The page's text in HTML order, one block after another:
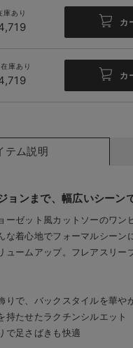
デル身長：167cm／着用サ
庫あり
カ
庫あり
カ
テム説明
ョンまで、幅広いシーン
ーゼット風カットソーのワ
な着心地でフォーマルシーン
ュームアップ。フレアスリー
りで、バックスタイルを華や
持たせたラクチンシルエット
で足さばきも快適